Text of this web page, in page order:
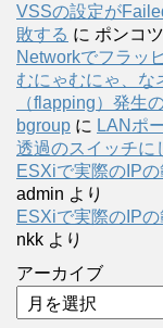
VSSの設定が
敗する に ポンコ
Networkでフラッ
むにゃむにゃ、な
（flapping）発生
bgroup に LANポ
透過のスイッチに
ESXiで実際のIP
admin より
ESXiで実際のIP
nkk より
アーカイブ